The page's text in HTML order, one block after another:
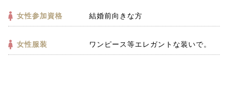
女性参加資格 結婚前向きな方
女性服装 ワンピース等エレガントな装いで。